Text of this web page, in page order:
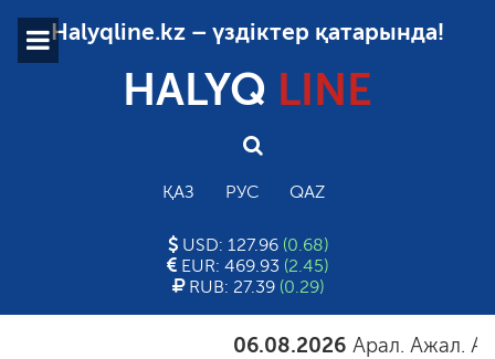
Halyqline.kz – үздіктер қатарында!
HALYQ LINE
ҚАЗ РУС QAZ
USD: 127.96 (0.68)
EUR: 469.93 (2.45)
RUB: 27.39 (0.29)
06.08.2026 Арал. Ажал. Айғақ